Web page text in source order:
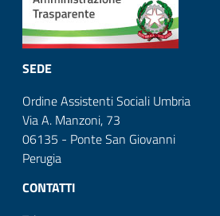
SEDE
Ordine Assistenti Sociali Umbria
Via A. Manzoni, 73
06135 - Ponte San Giovanni
Perugia
CONTATTI